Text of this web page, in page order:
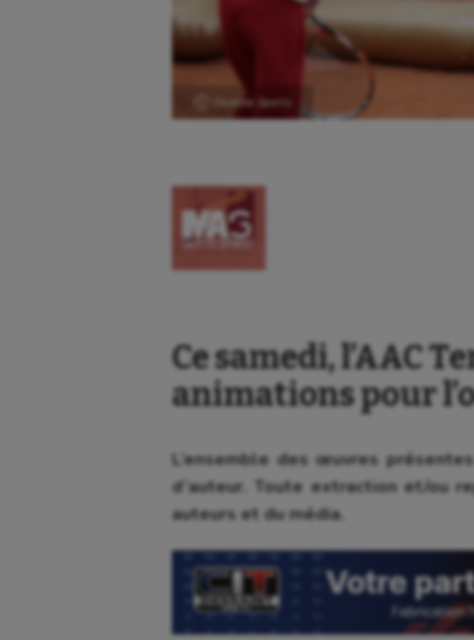
Ⓒ Gazette Sports
Ce samedi, l’AAC
animations pour
L’ensemble des œuvres
d’auteur. Toute extraction et/ou
auteurs et du média.